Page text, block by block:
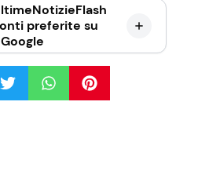
preferite su
Google